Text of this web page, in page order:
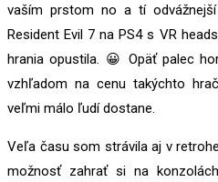
vaším prstom no a tí
Resident Evil 7 na PS4 s VR
hrania opustila. 😀 Opäť palec
vzhľadom na cenu takýchto
veľmi málo ľudí dostane.
Veľa času som strávila aj v
možnosť zahrať si na